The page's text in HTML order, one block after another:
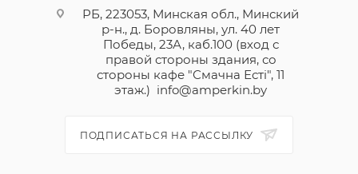
РБ, 223053, Минская обл., Минский
р-н., д. Боровляны, ул. 40 лет
Победы, 23А, каб.100 (вход с
правой стороны здания, со
стороны кафе "Смачна Естi", 11
этаж.) info@amperkin.by
ПОДПИСАТЬСЯ НА РАССЫЛКУ